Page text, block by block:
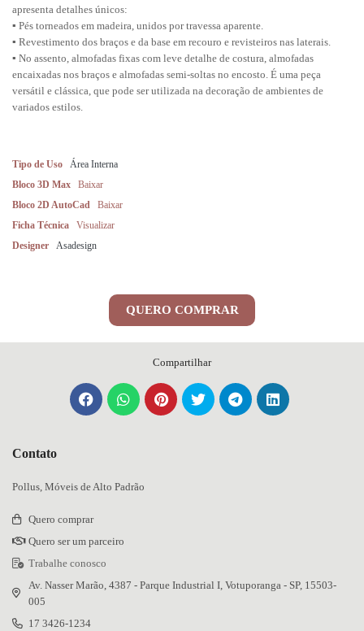
apresenta detalhes únicos:
▪️ Pés torneados em madeira, unidos por travessa aparente.
▪️ Revestimento dos braços e da base em recouro e revisteiros nas laterais.
▪️ No assento, almofadas fixas com leve detalhe de costura, almofadas
encaixadas nos braços e almofadas semi-soltas no encosto. É uma peça
versátil e clássica, que pode ser utilizada na decoração de ambientes de
variados estilos.
Tipo de Uso
Área Interna
Bloco 3D Max
Baixar
Bloco 2D AutoCad
Baixar
Ficha Técnica
Visualizar
Designer
Asadesign
QUERO COMPRAR
Compartilhar
Contato
Pollus, Móveis de Alto Padrão
Quero comprar
Quero ser um parceiro
Trabalhe conosco
Av. Nasser Marão, 4387 - Parque Industrial I, Votuporanga - SP, 15503-
005
17 3426-1234